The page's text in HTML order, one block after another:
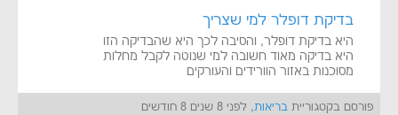
בדיקת דופלר למי שצריך
היא בדיקת דופלר, והסיבה לכך היא שהבדיקה הזו
היא בדיקה מאוד חשובה למי שנוטה לקבל מחלות
מסוכנות באזור הוורידים והעורקים
פורסם בקטגוריית בריאות, לפני 8 שנים 8 חודשים